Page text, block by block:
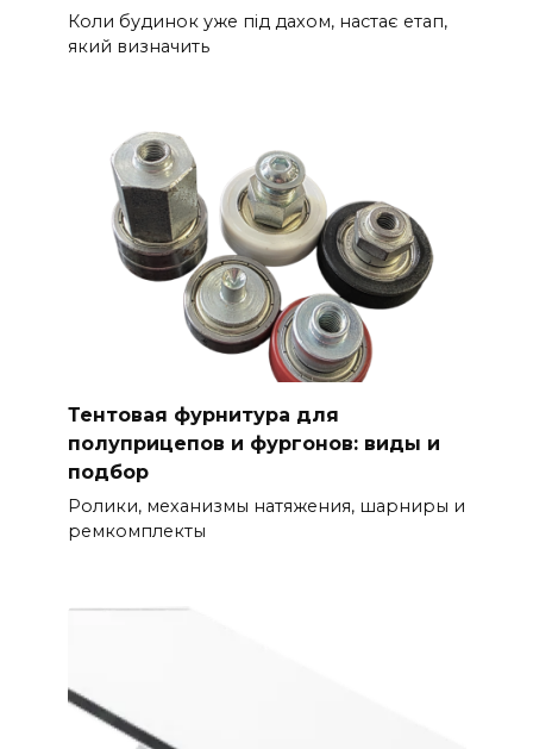
Коли будинок уже під дахом, настає етап,
який визначить
Тентовая фурнитура для
полуприцепов и фургонов: виды и
подбор
Ролики, механизмы натяжения, шарниры и
ремкомплекты